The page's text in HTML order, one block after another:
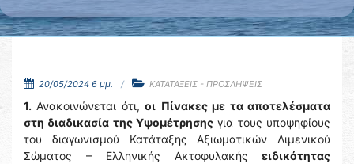
20/05/2024 6 μμ. ΚΑΤΑΤΑΞΕΙΣ - ΠΡΟΣΛΗΨΕΙΣ
1. Ανακοινώνεται ότι,οι Πίνακες με τα αποτελέσματα
στη διαδικασία της Υψομέτρησης για τους υποψηφίους
του διαγωνισμού Κατάταξης Αξιωματικών Λιμενικού
Σώματος – Ελληνικής Ακτοφυλακής ειδικότητας